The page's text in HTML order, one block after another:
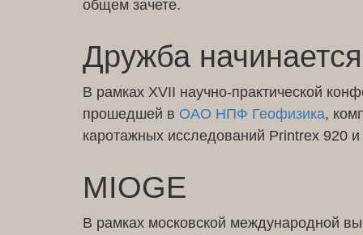
общем зачете.
Дружба
В рамках XVII научно-практической
прошедшей в ОАО НПФ Геофизика,
каротажных исследований Printrex 920
MIOGE
В рамках московской международной